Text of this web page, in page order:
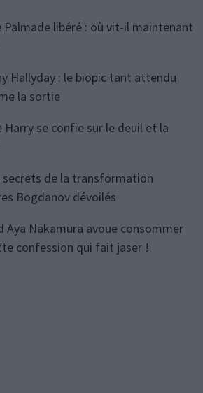
Palmade libéré : où vit-il maintenant
Hallyday : le biopic tant attendu
la sortie
Harry se confie sur le deuil et la
secrets de la transformation
Bogdanov dévoilés
Aya Nakamura avoue consommer
confession qui fait jaser !